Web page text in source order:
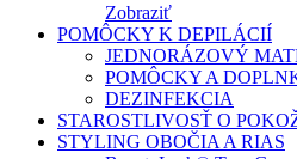
Zobraziť
POMÔCKY K DEPILÁCIÍ
JEDNORÁZOVÝ
POMÔCKY A
DEZINFEKCIA
STAROSTLIVOSŤ O
STYLING OBOČIA A RIAS